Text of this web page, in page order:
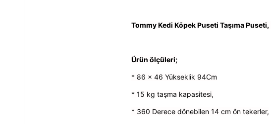
Tommy Kedi Köpek Puseti Taşıma Puseti,
Ürün ölçüleri;
* 86 x 46 Yükseklik 94Cm
* 15 kg taşma kapasitesi,
* 360 Derece dönebilen 14 cm ön tekerler,